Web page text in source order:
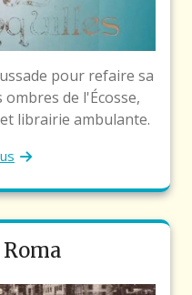
pour refaire sa
de l'Écosse,
librairie ambulante.